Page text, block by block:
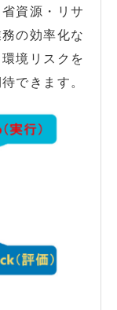
資源・リサ
の効率化な
境リスクを
できます。